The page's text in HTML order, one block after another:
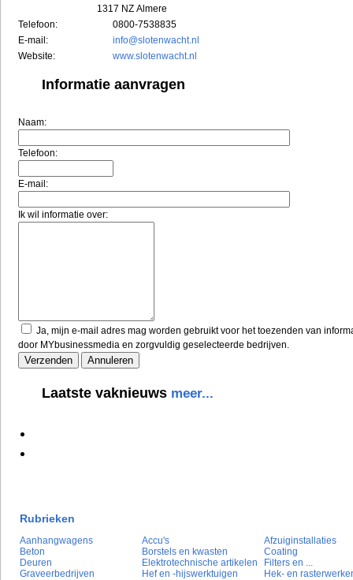
1317 NZ Almere
Telefoon:
0800-7538835
E-mail:
info@slotenwacht.nl
Website:
www.slotenwacht.nl
Informatie aanvragen
Naam:
Telefoon:
E-mail:
Ik wil informatie over:
Ja, mijn e-mail adres mag worden gebruikt voor het toezenden van
door MYbusinessmedia en zorgvuldig geselecteerde bedrijven.
Laatste vaknieuws meer...
Rubrieken
Aanhangwagens Accu's
Afzuiginstallaties
Beton
Borstels en kwasten
Coating
Deuren
Elektrotechnische artikelen
Filters en ...
Graveerbedrijven
Hef en -hijswerktuigen
Hek- en